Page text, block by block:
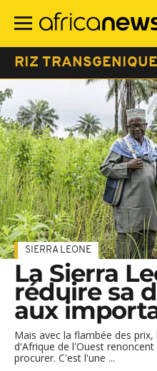
contenu
RIZ TRANSGENIQUE
SIERRA LEONE
La Sierra
réduire sa
aux
Mais avec la flambée des
d'Afrique de l'Ouest
procurer. C'est l'une ...